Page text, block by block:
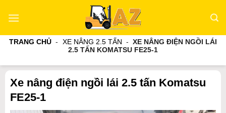
qua
dungTRANG CHỦ - XE NÂNG 2.5 TẤN - XE NÂNG ĐIỆN NGỒI LÁI
2.5 TẤN KOMATSU FE25-1
Xe nâng điện ngồi lái 2.5 tấn Komatsu
FE25-1